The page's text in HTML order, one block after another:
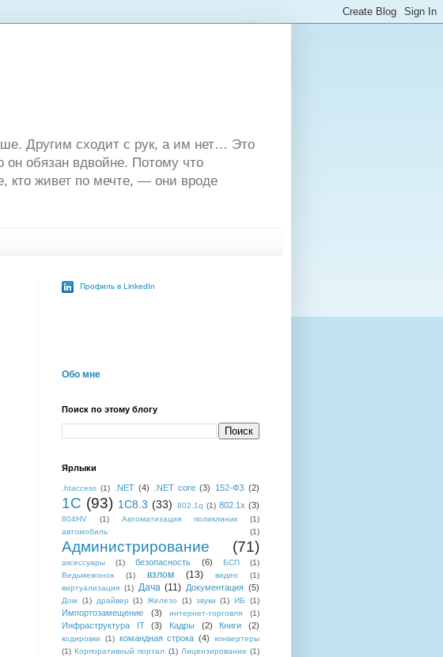
Другим сходит с рук, а им нет… Это
обязан вдвойне. Потому что
кто живет по мечте, — они вроде
Профиль в LinkedIn
Обо мне
Поиск по этому блогу
Ярлыки
.htaccess (1) .NET (4) .NET core (3) 152-ФЗ (2)
1С (93) 1C8.3 (33) 802.1q (1) 802.1x (3)
804HV (1) Автоматизация поликлиник
(1)
автомобиль
(1)
Администрирование (71)
аксессуары (1) безопасность (6) БСП
(1)
Ведьмежонок
(1) взлом (13) видео
(1)
виртуализация (1) Дача (11) Документация (5)
Дом (1) драйвер (1) Железо (1) звуки (1) ИБ (1)
Импортозамещение (3) интернет-торговля (1)
Инфраструктура IT (3) Кадры (2) Книги (2)
кодировки (1) командная строка (4)
конвертеры
(1) Корпоративный портал (1) Лицензирование (1)